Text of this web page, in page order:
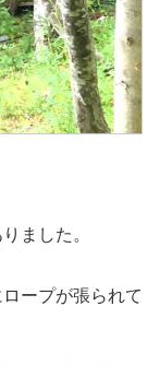
ました。
ープが張られて